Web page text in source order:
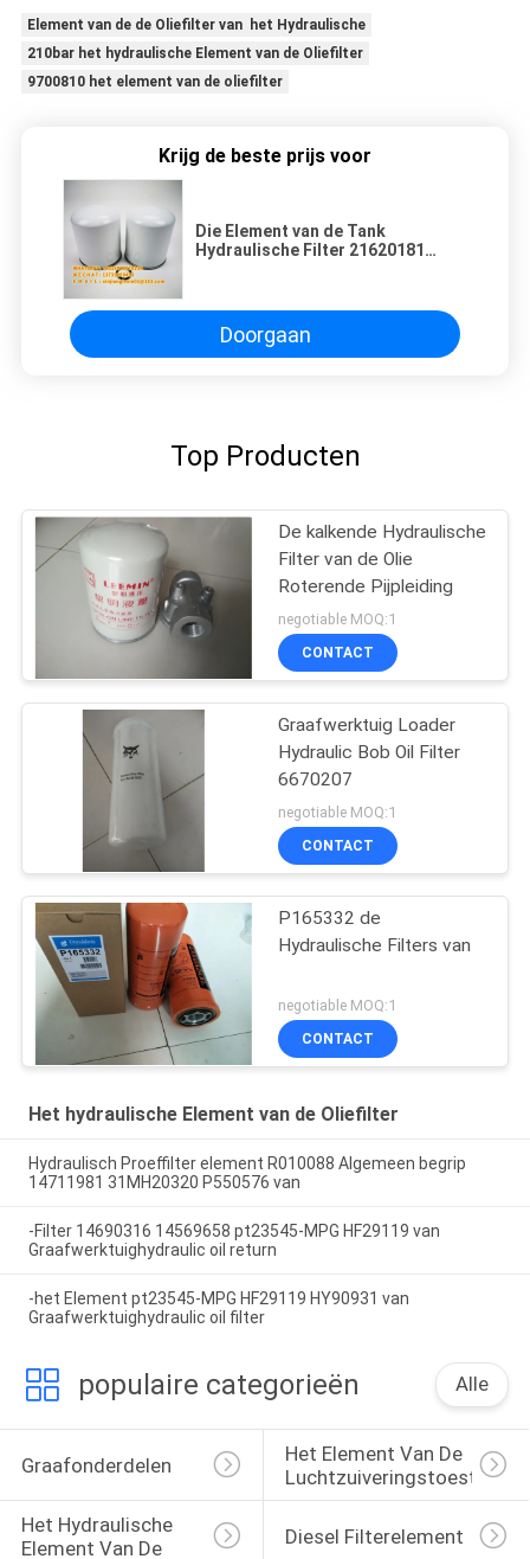
Element van de de Oliefilter van het Hydraulische
210bar het hydraulische Element van de Oliefilter
9700810 het element van de oliefilter
Krijg de beste prijs voor
Die Element van de Tank
Hydraulische Filter 21620181
Doorgaan
Top Producten
De kalkende Hydraulische
Filter van de Olie
Roterende Pijpleiding
negotiable MOQ:1
CONTACT
Graafwerktuig Loader
Hydraulic Bob Oil Filter
6670207
negotiable MOQ:1
CONTACT
P165332 de
Hydraulische Filters van
negotiable MOQ:1
CONTACT
Het hydraulische Element van de Oliefilter
Hydraulisch Proeffilter element R010088 Algemeen begrip
14711981 31MH20320 P550576 van
-Filter 14690316 14569658 pt23545-MPG HF29119 van
Graafwerktuighydraulic oil return
-het Element pt23545-MPG HF29119 HY90931 van
Graafwerktuighydraulic oil filter
populaire categorieën Alle
Graafonderdelen
Het Element Van De
Het Hydraulische
Element Van De
Diesel Filterelement